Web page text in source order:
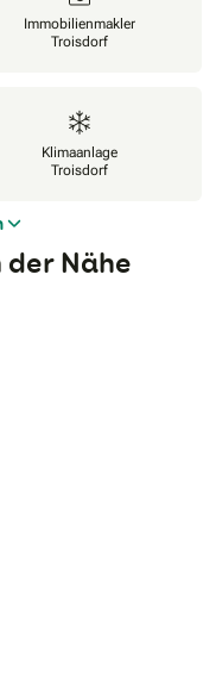
Immobilienmakler
Troisdorf
Klimaanlage
Troisdorf
der Nähe